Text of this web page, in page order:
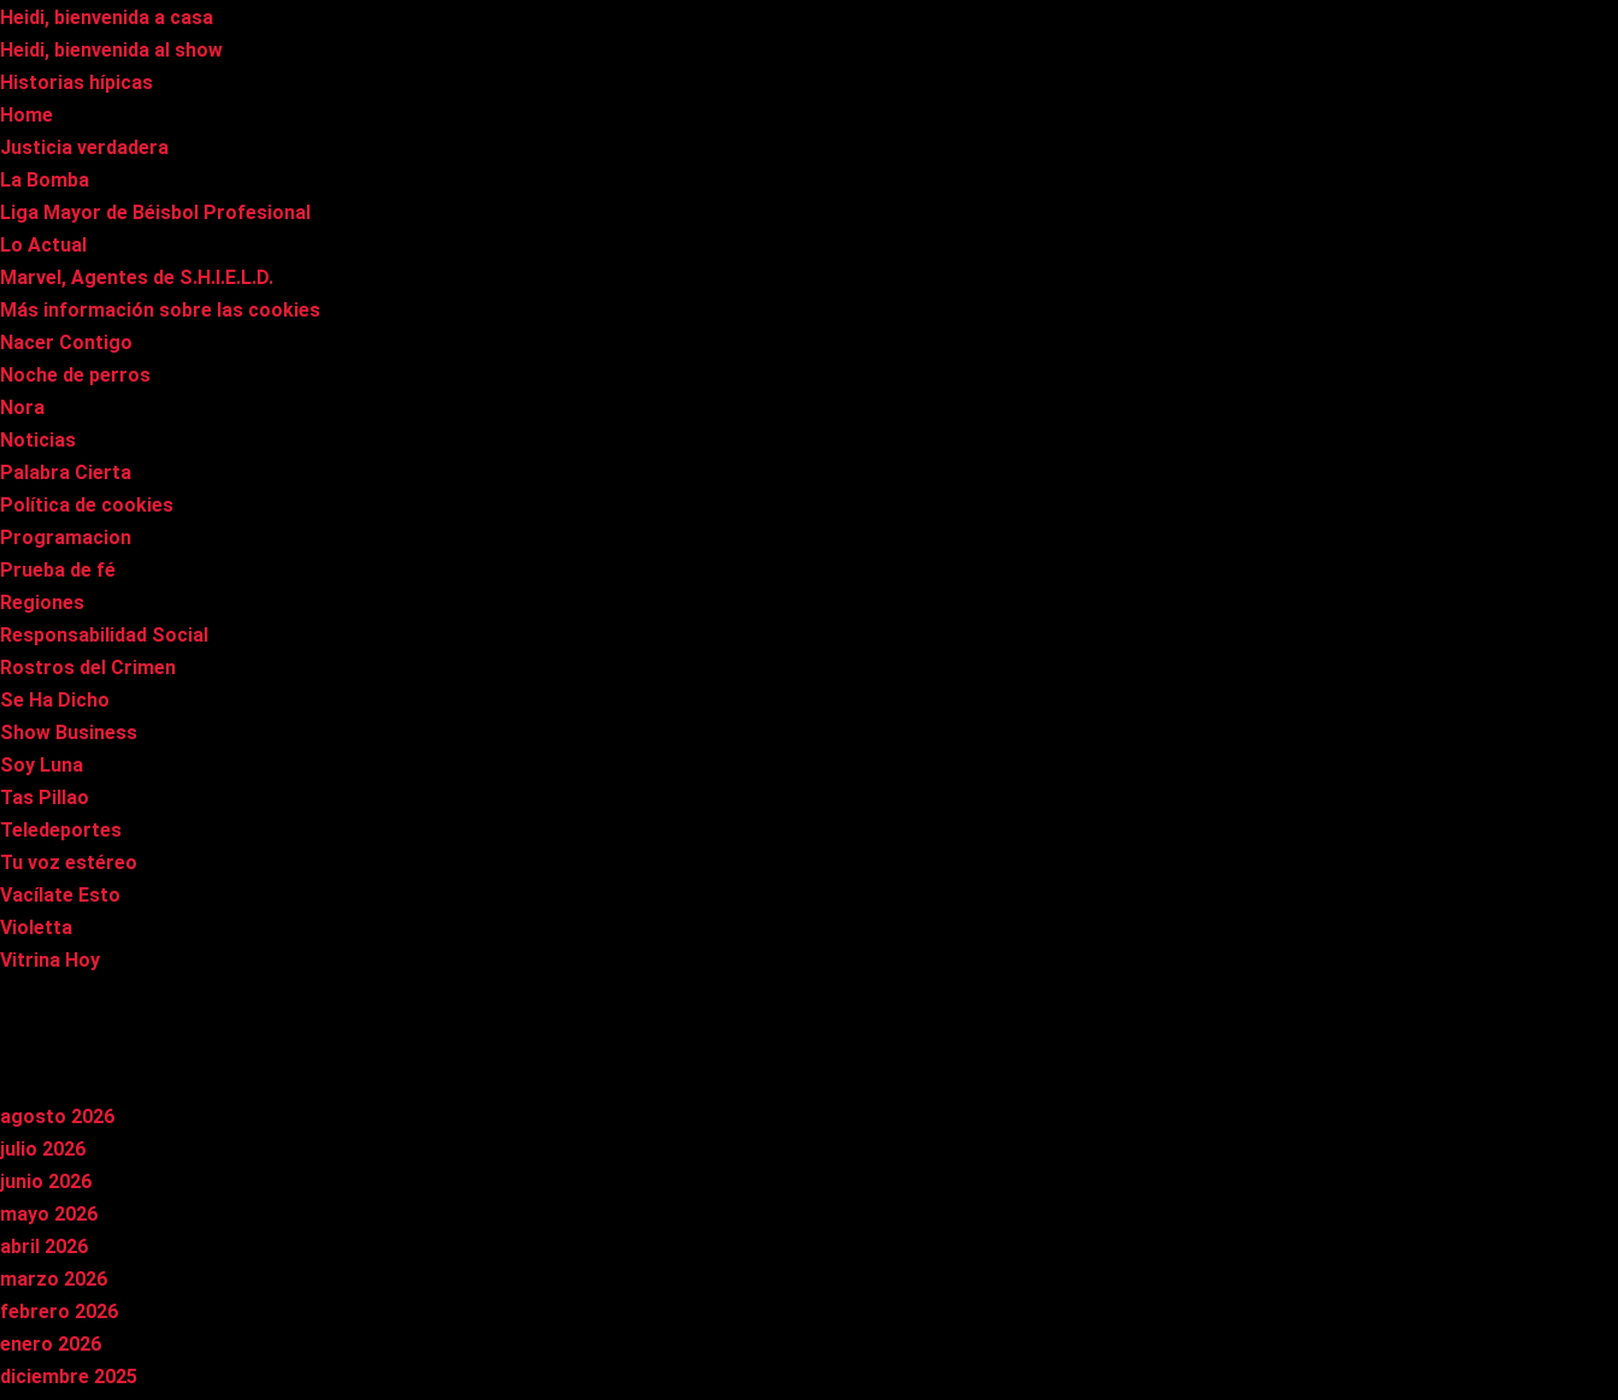
Heidi, bienvenida a casa
Heidi, bienvenida al show
Historias hípicas
Home
Justicia verdadera
La Bomba
Liga Mayor de Béisbol Profesional
Lo Actual
Marvel, Agentes de S.H.I.E.L.D.
Más información sobre las cookies
Nacer Contigo
Noche de perros
Nora
Noticias
Palabra Cierta
Política de cookies
Programacion
Prueba de fé
Regiones
Responsabilidad Social
Rostros del Crimen
Se Ha Dicho
Show Business
Soy Luna
Tas Pillao
Teledeportes
Tu voz estéreo
Vacílate Esto
Violetta
Vitrina Hoy
agosto 2026
julio 2026
junio 2026
mayo 2026
abril 2026
marzo 2026
febrero 2026
enero 2026
diciembre 2025